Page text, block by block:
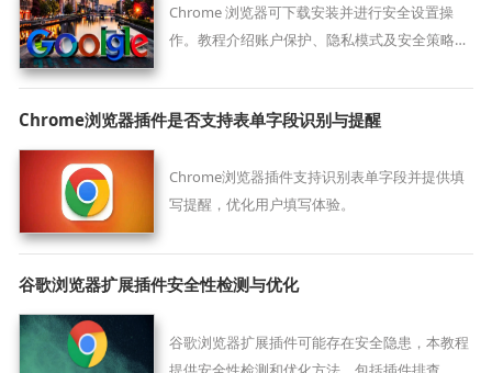
Chrome 浏览器可下载安装并进行安全设置操
作。教程介绍账户保护、隐私模式及安全策略配
Chrome浏览器插件是否支持表单字段识别与提醒
Chrome浏览器插件支持识别表单字段并提供填
写提醒，优化用户填写体验。
谷歌浏览器扩展插件安全性检测与优化
谷歌浏览器扩展插件可能存在安全隐患，本教程